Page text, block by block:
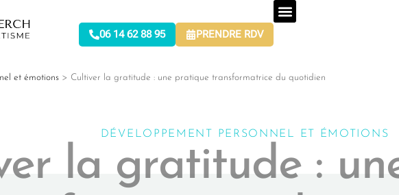
06 14 62 88 95 PRENDRE RDV
et émotions > Cultiver la gratitude : une pratique transformatrice du quotidien
DÉVELOPPEMENT PERSONNEL ET ÉMOTIONS
la gratitude :